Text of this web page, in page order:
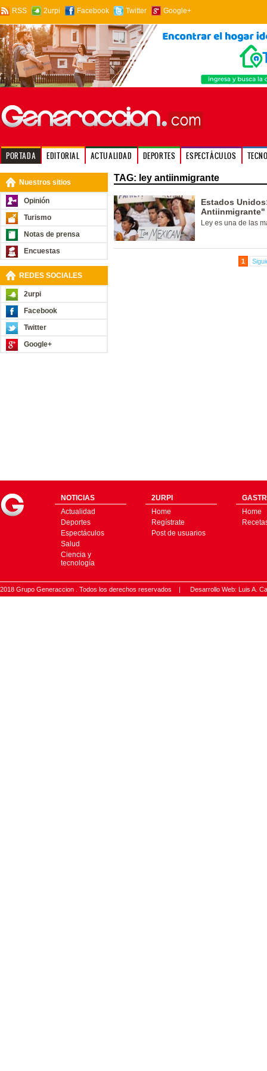
RSS 2urpi Facebook Twitter Google+
PORTADA EDITORIAL ACTUALIDAD DEPORTES ESPECTÁCULOS
Nuestros sitios
Opinión
Turismo
Notas de prensa
Encuestas
REDES SOCIALES
2urpi
Facebook
Twitter
Google+
TAG: ley antiinmigrante
Estados
Antiinmigrante"
Ley es una de las
1
NOTICIAS
Actualidad
Deportes
Espectáculos
Salud
Ciencia y
tecnología
2URPI
Home
Regístrate
Post de usuarios
Home
2018 Grupo Generaccion . Todos los derechos reservados | Desarrollo Web: Luis